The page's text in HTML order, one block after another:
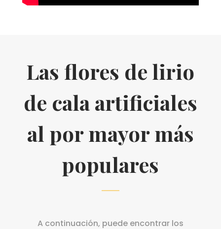
Las flores de lirio
de cala artificiales
al por mayor más
populares
A continuación, puede encontrar los